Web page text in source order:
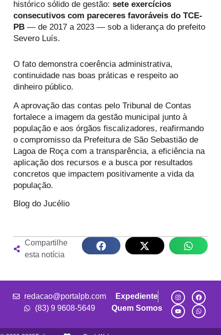
histórico sólido de gestão:sete exercícios
consecutivos com pareceres favoráveis do TCE-
PB — de 2017 a 2023 — sob a liderança do prefeito
Severo Luís.
O fato demonstra coerência administrativa,
continuidade nas boas práticas e respeito ao
dinheiro público.
A aprovação das contas pelo Tribunal de Contas
fortalece a imagem da gestão municipal junto à
população e aos órgãos fiscalizadores, reafirmando
o compromisso da Prefeitura de São Sebastião de
Lagoa de Roça com a transparência, a eficiência na
aplicação dos recursos e a busca por resultados
concretos que impactem positivamente a vida da
população.
Blog do Jucélio
Compartilhe
esta notícia
redacao@portalpb.com
(83) 9 9608-5649
Expediente
Quem Somos